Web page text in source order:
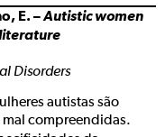
E. –Autistic women
Disorders
autistas são
compreendidas.